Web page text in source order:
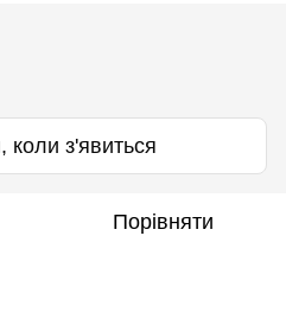
коли з'явиться
Порівняти